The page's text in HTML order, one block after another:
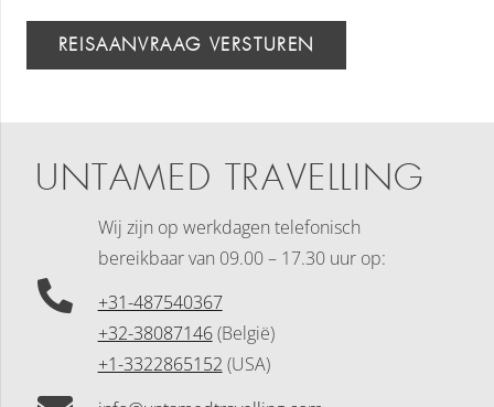
REISAANVRAAG VERSTUREN
UNTAMED TRAVELLING
Wij zijn op werkdagen telefonisch
bereikbaarvan 09.00 – 17.30 uur op:
+31-487540367
+32-38087146(België)
+1-3322865152 (USA)